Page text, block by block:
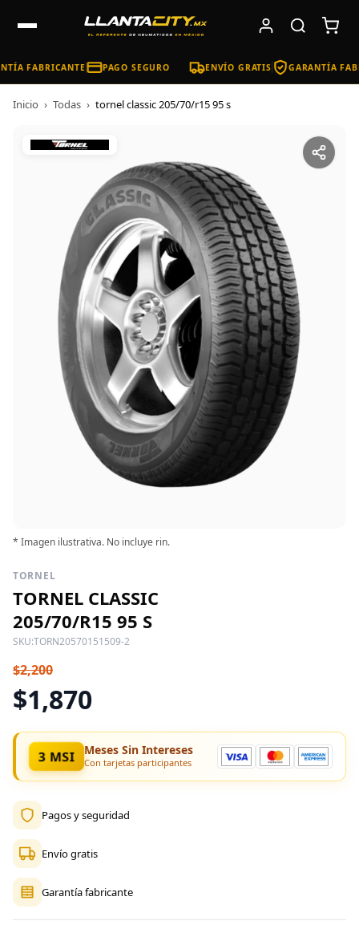
FABRICANTE PAGO SEGURO ENVÍO GRATIS GARANTÍA
Inicio › Todas › tornel classic 205/70/r15 95 s
* Imagen ilustrativa. No incluye rin.
TORNEL
TORNEL CLASSIC
205/70/R15 95 S
SKU:TORN20570151509-2
$2,200
$1,870
3 MSI Meses Sin Intereses
Con tarjetas participantes
Pagos y seguridad
Envío gratis
Garantía fabricante